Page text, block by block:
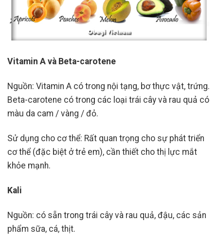
Vitamin A và Beta-carotene
Nguồn: Vitamin A có trong nội tạng, bơ thực vật, trứng.
Beta-carotene có trong các loại trái cây và rau quả có
màu da cam / vàng / đỏ.
Sử dụng cho cơ thể: Rất quan trọng cho sự phát triển
cơ thể (đặc biệt ở trẻ em), cần thiết cho thị lực mắt
khỏe mạnh.
Kali
Nguồn: có sẵn trong trái cây và rau quả, đậu, các sản
phẩm sữa, cá, thịt.